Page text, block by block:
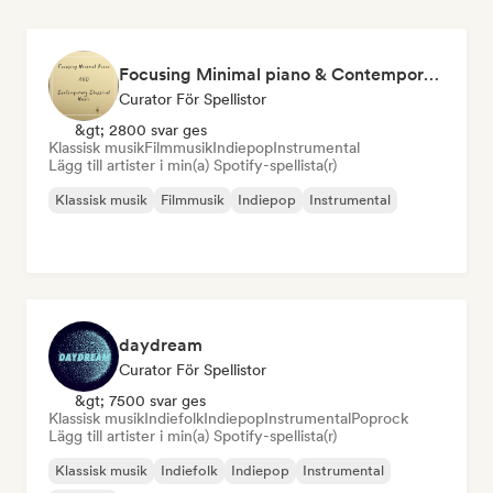
Focusing Minimal piano & Contemporary classical music
Curator För Spellistor
&gt; 2800 svar ges
Klassisk musikFilmmusikIndiepopInstrumental
Lägg till artister i min(a) Spotify-spellista(r)
Klassisk musik Filmmusik Indiepop Instrumental
daydream
Curator För Spellistor
&gt; 7500 svar ges
Klassisk musikIndiefolkIndiepopInstrumentalPoprock
Lägg till artister i min(a) Spotify-spellista(r)
Klassisk musik Indiefolk Indiepop
Instrumental